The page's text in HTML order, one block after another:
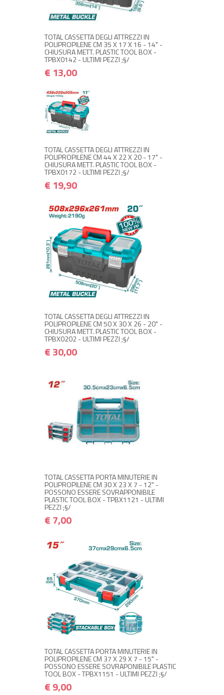
TOTAL CASSETTA DEGLI ATTREZZI IN
POLIPROPILENE CM 35 X 17 X 16 - 14" -
CHIUSURA METT. PLASTIC TOOL BOX -
TPBX0142 - ULTIMI PEZZI ;§/
€ 13,00
TOTAL CASSETTA DEGLI ATTREZZI IN
POLIPROPILENE CM 44 X 22 X 20 - 17" -
CHIUSURA METT. PLASTIC TOOL BOX -
TPBX0172 - ULTIMI PEZZI ;§/
€ 19,90
TOTAL CASSETTA DEGLI ATTREZZI IN
POLIPROPILENE CM 50 X 30 X 26 - 20" -
CHIUSURA METT. PLASTIC TOOL BOX -
TPBX0202 - ULTIMI PEZZI ;§/
€ 30,00
+ ACQUISTA
TOTAL CASSETTA PORTA MINUTERIE IN
POLIPROPILENE CM 30 X 23 X 7 - 12" -
POSSONO ESSERE SOVRAPPONIBILE
PLASTIC TOOL BOX - TPBX1121 - ULTIMI
PEZZI ;§/
€ 7,00
+ ACQUISTA
TOTAL CASSETTA PORTA MINUTERIE IN
POLIPROPILENE CM 37 X 29 X 7 - 15" -
POSSONO ESSERE SOVRAPONIBILE PLASTIC
TOOL BOX - TPBX1151 - ULTIMI PEZZI ;§/
€ 9,00
+ ACQUISTA